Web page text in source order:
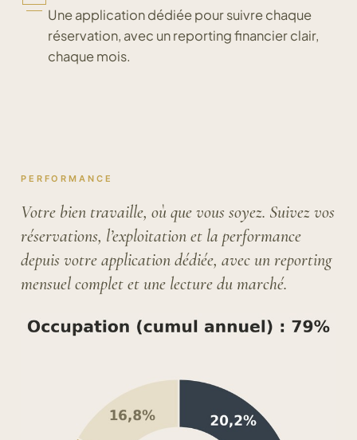
Une application dédiée pour suivre chaque
réservation, avec un reporting financier clair,
chaque mois.
PERFORMANCE
Votre bien travaille, où que vous soyez. Suivez vos
réservations, l’exploitation et la performance
depuis votre application dédiée, avec un reporting
mensuel complet et une lecture du marché.